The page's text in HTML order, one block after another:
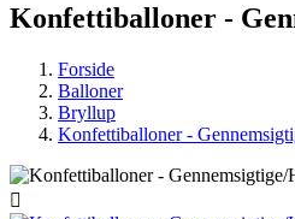
Konfettiballoner -
Forside
Balloner
Bryllup
Konfettiballoner -
